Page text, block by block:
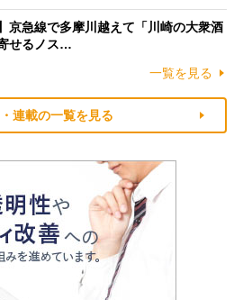
京急線で多摩川越えて「川崎の大衆酒
せるノス…
一覧を見る
連載の一覧を見る